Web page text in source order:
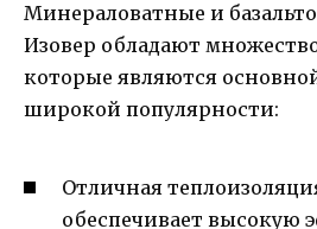
Минераловатные и
Изовер обладают
которые являются
широкой популярности:
Отличная
обеспечивает высокую